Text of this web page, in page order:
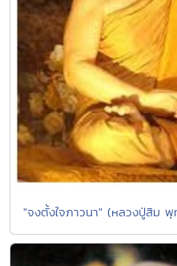
"จงตั้งใจภาวนา" (หลวงปู่สิม พุ